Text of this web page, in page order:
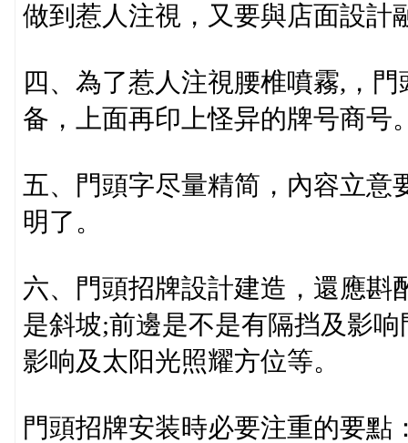
做到惹人注視，又要與店面設計
四、為了惹人注視腰椎噴霧,，
备，上面再印上怪异的牌号商号
五、門頭字尽量精简，內容立意
明了。
六、門頭招牌設計建造，還應斟
是斜坡;前邊是不是有隔挡及影
影响及太阳光照耀方位等。
門頭招牌安装時必要注重的要點